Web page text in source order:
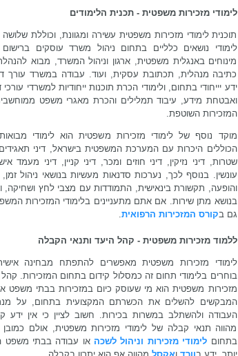
לימודי מזכירות משפטית - תכנית הלימודים
תוכנית לימודי מזכירות משפטית עשירה ומגוונת, וכוללת שלושה
לימודי נושאים כלליים בתחום ניהול משרד עוסקים
מינוחים באנגלית משפטית, ארגון וניהול המשרד, מבוא
כתיבה מנהלית, תכתובת עסקית, ועוד. עבודה במשרד עורך
ידע יייחודי בתחום, ולימודי הכרת תוכנות ייחודיות למשרדי
ואבטחת מידע, עיבוד תמלילים והכרת מאגרי משפט
המזכירות השוטפת.
מוקד נוסף של לימודי מזכירות משפטית הוא לימודי
הכוללים היכרות עם המערכת המשפטית בישראל, דיני
שטרות, דיני נזיקין, דיני חוזים ומכר, דיני קניין, דיני מעמד
עונשין. בנוסף לכך, נערכות סדנאות מעשיות בנושאי ניהול
והופעה, תקשורת בינאישית, התמודדות עם מצבי לחץ ושחיקה,
בנושא מתן שירות. אם אתם מתעניינים בלימודי המזכירות
גם בקורס המזכירות הרפואית.
ללמוד מזכירות משפטית - קהל היעד ותנאי הקבלה
לימודי מזכירות משפטית מאפשרים להתפתח מבחינה
בוחרים בלימודי תחום זה כמסלול קידום בתחום המזכירות. קהל
מזכירות משפטית הוא מי שעוסק כיום במזכירות בבתי משפט
המבקשים להשלים את הכשרתם המקצועית בתחום, על
העבודה ולהשתלב במשרות בכירות. חשוב לציין כי אין ידע
מהווה תנאי קבלה של לימודי מזכירות משפטית, אולם כמובן
בתחום לימודי מזכירות וניהול לשכה או עבודה בבתי משפט